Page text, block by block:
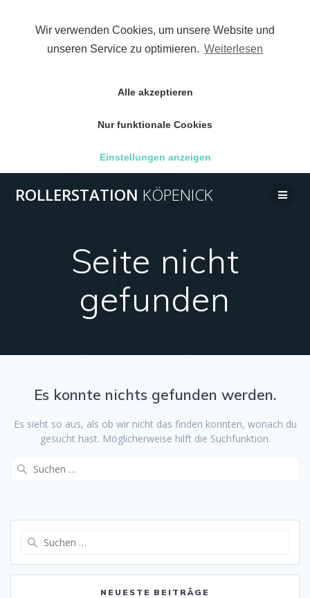
Wir verwenden Cookies, um unsere Website und
unseren Service zu optimieren. Weiterlesen
Alle akzeptieren
Nur funktionale Cookies
Einstellungen anzeigen
Inhalt
ROLLERSTATION KÖPENICK
Seite nicht
gefunden
Es konnte nichts gefunden werden.
Es sieht so aus, als ob wir nicht das finden konnten, wonach du
gesucht hast. Möglicherweise hilft die Suchfunktion.
NEUESTE BEITRÄGE